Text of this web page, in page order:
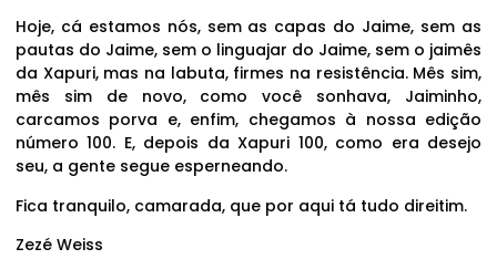
Hoje, cá estamos nós, sem as capas do Jaime, sem as
pautas do Jaime, sem o linguajar do Jaime, sem o jaimês
da Xapuri, mas na labuta, firmes na resistência. Mês sim,
mês sim de novo, como você sonhava, Jaiminho,
carcamos porva e, enfim, chegamos à nossa edição
número 100. E, depois da Xapuri 100, como era desejo
seu, a gente segue esperneando.
Fica tranquilo, camarada, que por aqui tá tudo direitim.
Zezé Weiss